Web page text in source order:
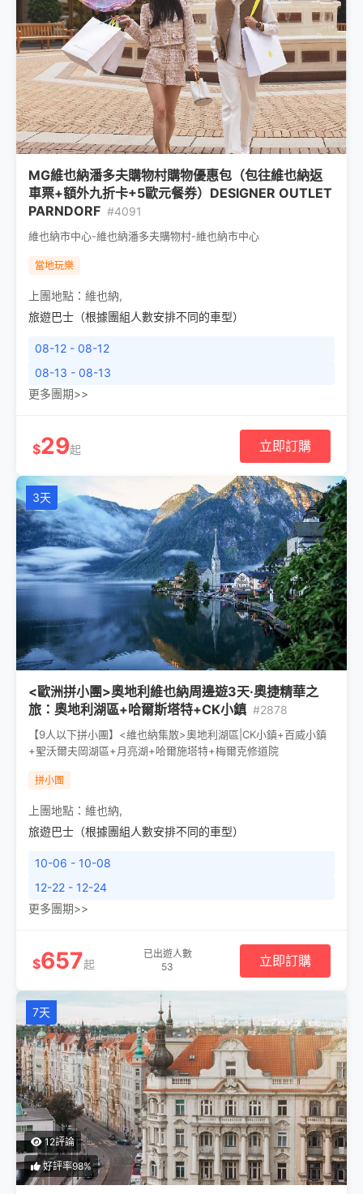
MG維也納潘多夫購物村購物優惠包（包往維也納返
車票+額外九折卡+5歐元餐券）DESIGNER OUTLET
PARNDORF #4091
維也納市中心-維也納潘多夫購物村-維也納市中心
當地玩樂
上團地點： 維也納,
旅遊巴士（根據團組人數安排不同的車型）
08-12 - 08-12
08-13 - 08-13
更多團期>>
$29起 立即訂購
3天
<歐洲拼小團>奧地利維也納周邊遊3天·奧捷精華之
旅：奧地利湖區+哈爾斯塔特+CK小鎮 #2878
【9人以下拼小團】<維也納集散>奧地利湖區|CK小鎮+百威小鎮
+聖沃爾夫岡湖區+月亮湖+哈爾施塔特+梅爾克修道院
拼小團
上團地點： 維也納,
旅遊巴士（根據團組人數安排不同的車型）
10-06 - 10-08
12-22 - 12-24
更多團期>>
$657起
已出遊人數
53
立即訂購
7天
12評論
好評率98%